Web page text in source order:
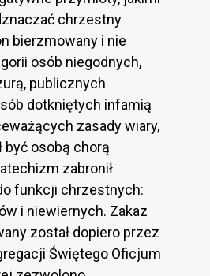
chrzestny
bierzmowany i nie
osób niegodnych,
publicznych
dotkniętych infamią
zasady wiary,
być osobą chorą
zabronił
funkcji chrzestnych:
i niewiernych. Zakaz
został dopiero przez
Świętego Oficjum